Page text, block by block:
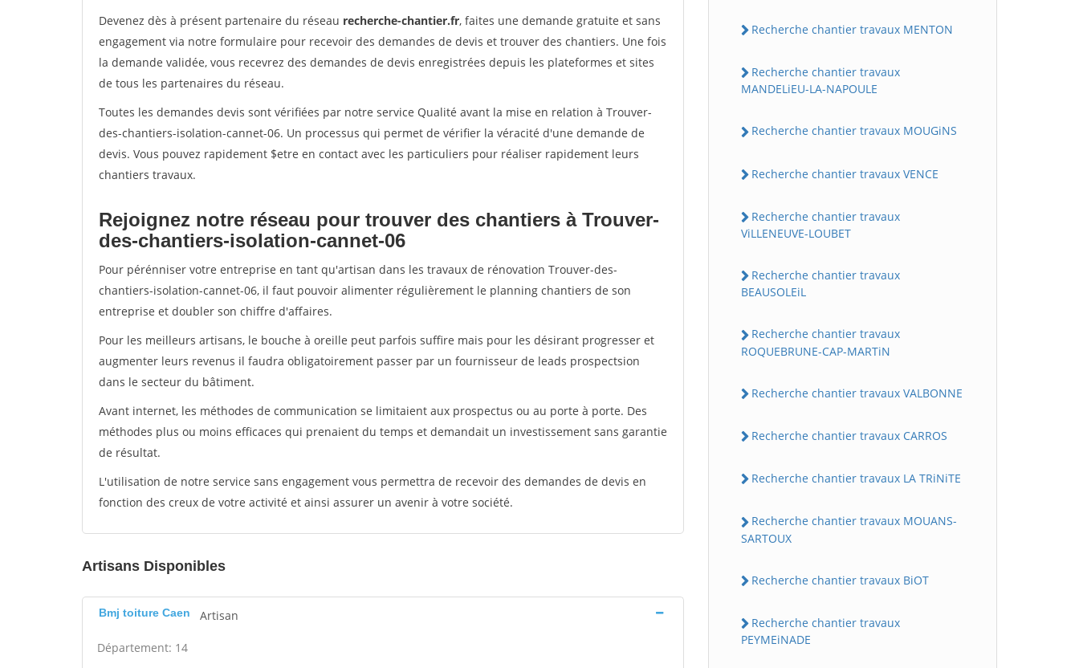
Devenez dès à présent partenaire du réseau recherche-chantier.fr, faites une demande gratuite et sans
engagement via notre formulaire pour recevoir des demandes de devis et trouver des chantiers. Une fois
la demande validée, vous recevrez des demandes de devis enregistrées depuis les plateformes et sites
de tous les partenaires du réseau.
Toutes les demandes devis sont vérifiées par notre service Qualité avant la mise en relation à Trouver-
des-chantiers-isolation-cannet-06. Un processus qui permet de vérifier la véracité d'une demande de
devis. Vous pouvez rapidement $etre en contact avec les particuliers pour réaliser rapidement leurs
chantiers travaux.
Rejoignez notre réseau pour trouver des chantiers à Trouver-
des-chantiers-isolation-cannet-06
Pour pérénniser votre entreprise en tant qu'artisan dans les travaux de rénovation Trouver-des-
chantiers-isolation-cannet-06, il faut pouvoir alimenter régulièrement le planning chantiers de son
entreprise et doubler son chiffre d'affaires.
Pour les meilleurs artisans, le bouche à oreille peut parfois suffire mais pour les désirant progresser et
augmenter leurs revenus il faudra obligatoirement passer par un fournisseur de leads prospectsion
dans le secteur du bâtiment.
Avant internet, les méthodes de communication se limitaient aux prospectus ou au porte à porte. Des
méthodes plus ou moins efficaces qui prenaient du temps et demandait un investissement sans garantie
de résultat.
L'utilisation de notre service sans engagement vous permettra de recevoir des demandes de devis en
fonction des creux de votre activité et ainsi assurer un avenir à votre société.
Artisans Disponibles
Bmj toiture Caen Artisan
Département: 14
Recherche chantier travaux MENTON
Recherche chantier travaux
MANDELiEU-LA-NAPOULE
Recherche chantier travaux MOUGiNS
Recherche chantier travaux VENCE
Recherche chantier travaux
ViLLENEUVE-LOUBET
Recherche chantier travaux
BEAUSOLEiL
Recherche chantier travaux
ROQUEBRUNE-CAP-MARTiN
Recherche chantier travaux VALBONNE
Recherche chantier travaux CARROS
Recherche chantier travaux LA TRiNiTE
Recherche chantier travaux MOUANS-
SARTOUX
Recherche chantier travaux BiOT
Recherche chantier travaux
PEYMEiNADE